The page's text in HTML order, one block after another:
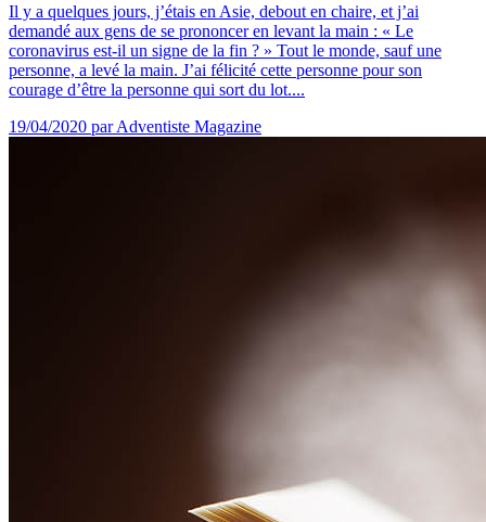
Il y a quelques jours, j’étais en Asie, debout en chaire, et j’ai
demandé aux gens de se prononcer en levant la main : « Le
coronavirus est-il un signe de la fin ? » Tout le monde, sauf une
personne, a levé la main. J’ai félicité cette personne pour son
courage d’être la personne qui sort du lot....
19/04/2020 par Adventiste Magazine